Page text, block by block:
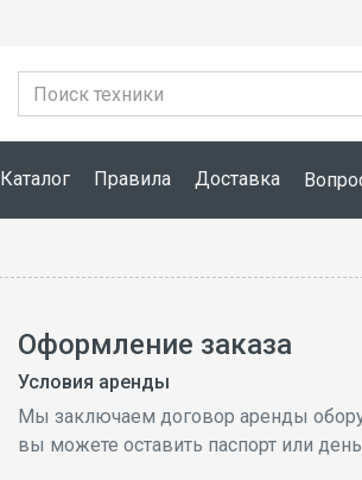
Каталог Правила Доставка
Оформление заказа
Условия аренды
Мы заключаем договор аренды
вы можете оставить паспорт или